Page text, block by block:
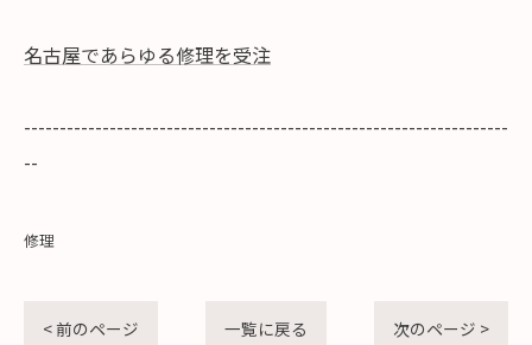
名古屋であらゆる修理を受注
--------------------------------------------------------------------
--
修理
< 前のページ 一覧に戻る 次のページ >